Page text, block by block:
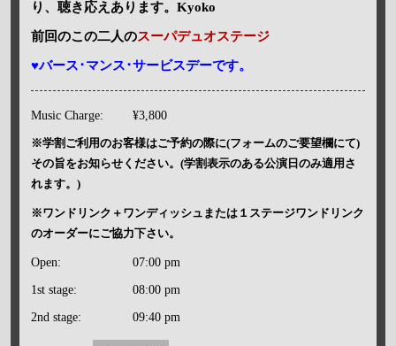
り、聴き応えあります。Kyoko
前回のこの二人のスーパデュオステージ
♥バース･マンス･サービスデーです。
Music Charge: ¥3,800
※学割ご利用のお客様はご予約の際に(フォームのご要望欄にて)
その旨をお知らせください。(学割表示のある公演日のみ適用さ
れます。)
※ワンドリンク＋ワンディッシュまたは１ステージワンドリンク
のオーダーにご協力下さい。
Open: 07:00 pm
1st stage: 08:00 pm
2nd stage: 09:40 pm